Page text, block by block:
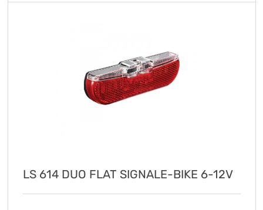
LS 614 DUO FLAT SIGNALE-BIKE 6-12V